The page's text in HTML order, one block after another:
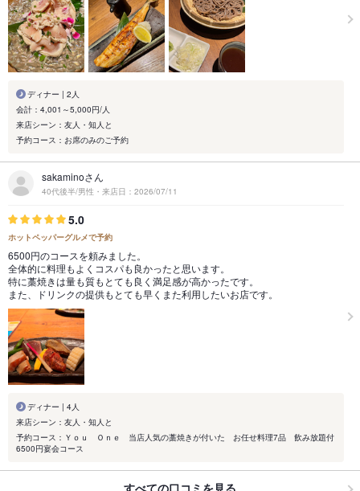
ディナー | 2人
会計：4,001～5,000円/人
来店シーン：友人・知人と
予約コース：お席のみのご予約
sakaminoさん
40代後半/男性・来店日：2026/07/11
5.0
ホットペッパーグルメで予約
6500円のコースを頼みました。
全体的に料理もよくコスパも良かったと思います。
特に藁焼きは量も質もとても良く満足感が高かったです。
また、ドリンクの提供もとても早くまた利用したいお店です。
ディナー | 4人
来店シーン：友人・知人と
予約コース：Ｙｏｕ Ｏｎｅ 当店人気の藁焼きが付いた お任せ料理7品 飲み放題付
6500円宴会コース